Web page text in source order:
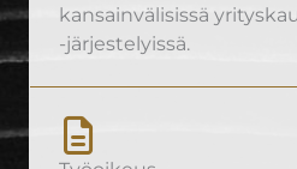
kansainvälisissä
-järjestelyissä.